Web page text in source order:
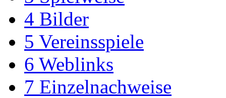
4 Bilder
5 Vereinsspiele
6 Weblinks
7 Einzelnachweise